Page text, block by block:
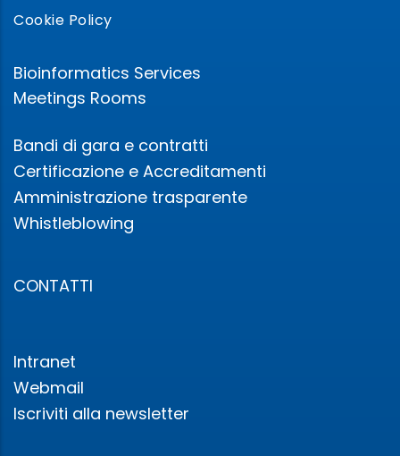
Cookie Policy
Bioinformatics Services
Meetings Rooms
Bandi di gara e contratti
Certificazione e Accreditamenti
Amministrazione trasparente
Whistleblowing
CONTATTI
Intranet
Webmail
Iscriviti alla newsletter